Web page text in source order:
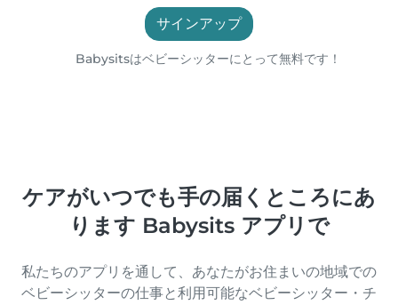
サインアップ
Babysitsはベビーシッターにとって無料です！
ケアがいつでも手の届くところにあ
ります Babysits アプリで
私たちのアプリを通して、あなたがお住まいの地域での
ベビーシッターの仕事と利用可能なベビーシッター・チ